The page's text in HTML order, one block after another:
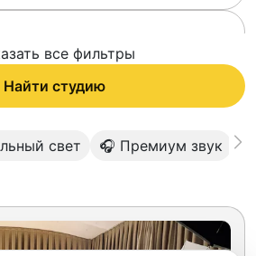
все фильтры
Найти студию
свет 🎧 Премиум звук